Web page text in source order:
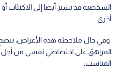
الشخصية‬ ‫قد تشير أيضا إلى الاكتئاب
أخرى.
‫وفي حال ملاحظة هذه الأعراض،
المراهق على اختصاصي نفسي‬ ‫من أجل
المناسب.‬